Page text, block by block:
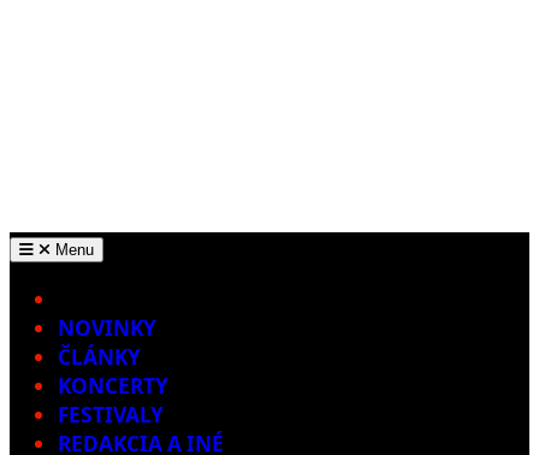
Menu
NOVINKY
ČLÁNKY
KONCERTY
FESTIVALY
REDAKCIA A INÉ